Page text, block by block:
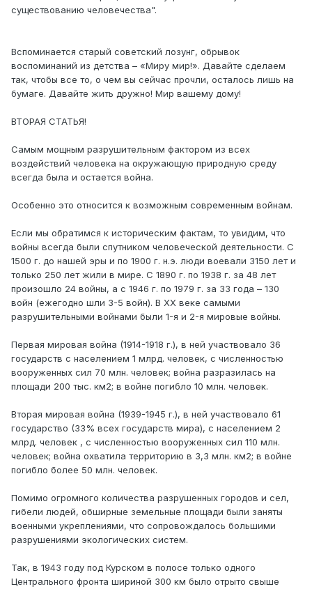
существованию человечества".
Вспоминается старый советский лозунг, обрывок
воспоминаний из детства – «Миру мир!». Давайте сделаем
так, чтобы все то, о чем вы сейчас прочли, осталось лишь на
бумаге. Давайте жить дружно! Мир вашему дому!
ВТОРАЯ СТАТЬЯ!
Самым мощным разрушительным фактором из всех
воздействий человека на окружающую природную среду
всегда была и остается война.
Особенно это относится к возможным современным войнам.
Если мы обратимся к историческим фактам, то увидим, что
войны всегда были спутником человеческой деятельности. С
1500 г. до нашей эры и по 1900 г. н.э. люди воевали 3150 лет и
только 250 лет жили в мире. С 1890 г. по 1938 г. за 48 лет
произошло 24 войны, а с 1946 г. по 1979 г. за 33 года – 130
войн (ежегодно шли 3-5 войн). В XX веке самыми
разрушительными войнами были 1-я и 2-я мировые войны.
Первая мировая война (1914-1918 г.), в ней участвовало 36
государств с населением 1 млрд. человек, с численностью
вооруженных сил 70 млн. человек; война разразилась на
площади 200 тыс. км2; в войне погибло 10 млн. человек.
Вторая мировая война (1939-1945 г.), в ней участвовало 61
государство (33% всех государств мира), с населением 2
млрд. человек , с численностью вооруженных сил 110 млн.
человек; война охватила территорию в 3,3 млн. км2; в войне
погибло более 50 млн. человек.
Помимо огромного количества разрушенных городов и сел,
гибели людей, обширные земельные площади были заняты
военными укреплениями, что сопровождалось большими
разрушениями экологических систем.
Так, в 1943 году под Курском в полосе только одного
Центрального фронта шириной 300 км было отрыто свыше